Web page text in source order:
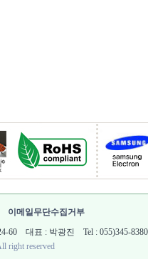
이메일무단수집거부
60 대표 : 박광진 Tel : 055)345-8380 |
right reserved